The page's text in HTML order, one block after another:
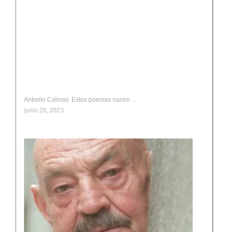
Antonio Colinas. Estos poemas nacen…
junio 26, 2023